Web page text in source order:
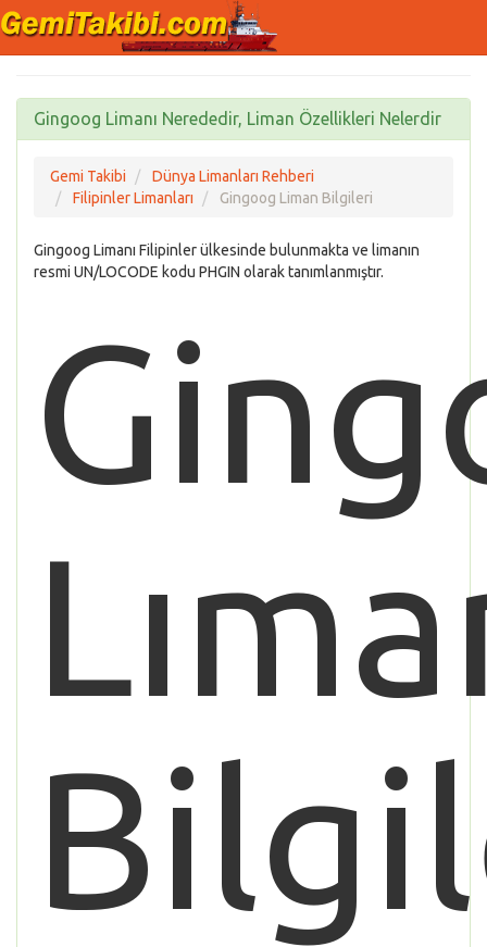
Gingoog Limanı Nerededir, Liman Özellikleri Nelerdir
Gemi Takibi
Dünya Limanları Rehberi
Filipinler Limanları
Gingoog Liman Bilgileri
Gingoog Limanı Filipinler ülkesinde bulunmakta ve limanın
resmi UN/LOCODE kodu PHGIN olarak tanımlanmıştır.